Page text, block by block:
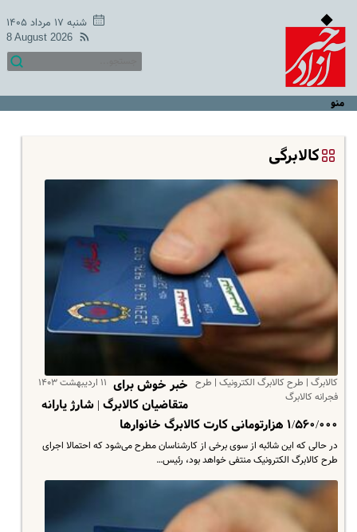
شنبه ۱۷ مرداد ۱۴۰۵
8 August 2026
منو
کالابرگی
کالابرگ | طرح کالابرگ الکترونیک | طرح
فجرانه کالابرگ
۱۱ اردیبهشت ۱۴۰۳ خبر خوش برای
متقاضیان کالابرگ | شارژ یارانه
۱/۵۶۰/۰۰۰ هزارتومانی کارت کالابرگ خانوارها
در حالی که این شائبه از سوی برخی از کارشناسان مطرح می‌شود که احتمالا اجرای
طرح کالابرگ الکترونیک منتفی خواهد بود، رئیس…